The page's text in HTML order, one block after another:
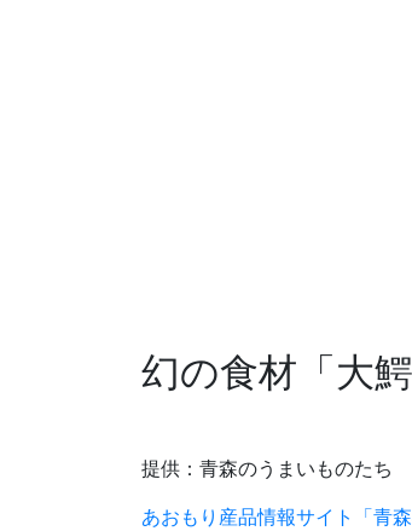
幻の食材「大
提供：青森のうまいものたち
あおもり産品情報サイト「青